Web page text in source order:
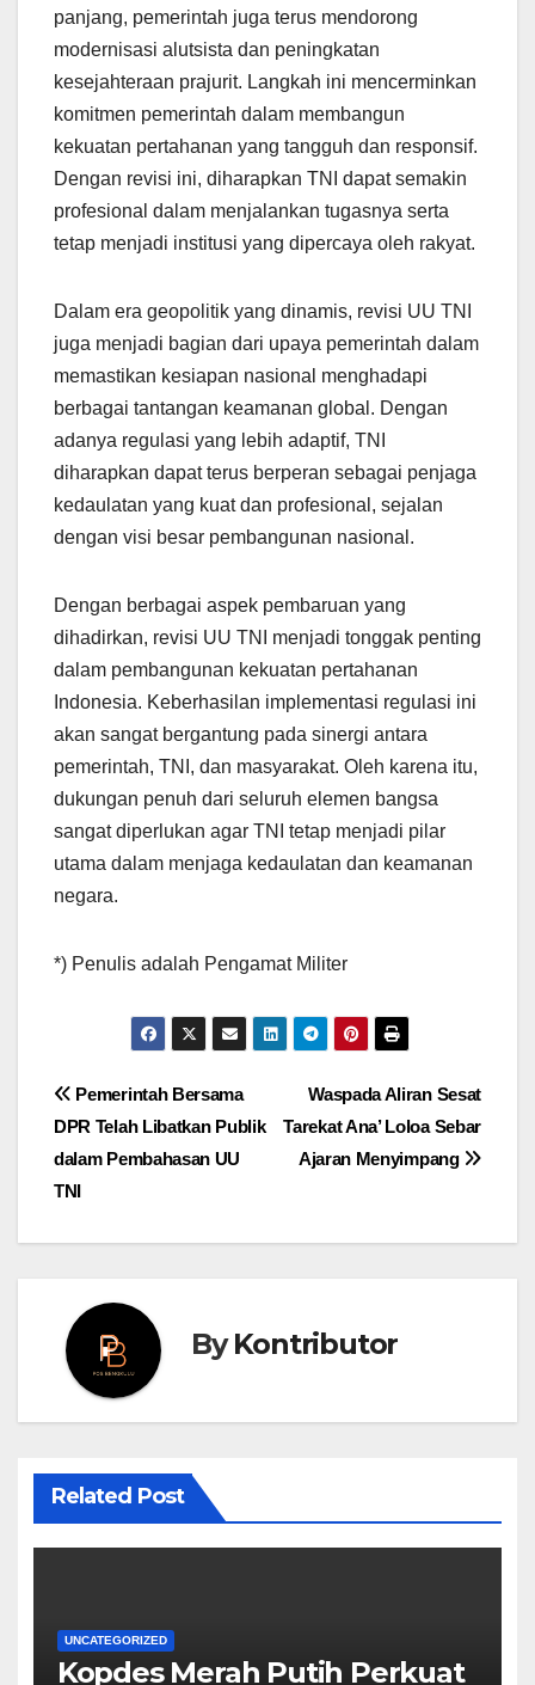
panjang, pemerintah juga terus mendorong
modernisasi alutsista dan peningkatan
kesejahteraan prajurit. Langkah ini mencerminkan
komitmen pemerintah dalam membangun
kekuatan pertahanan yang tangguh dan responsif.
Dengan revisi ini, diharapkan TNI dapat semakin
profesional dalam menjalankan tugasnya serta
tetap menjadi institusi yang dipercaya oleh rakyat.
Dalam era geopolitik yang dinamis, revisi UU TNI
juga menjadi bagian dari upaya pemerintah dalam
memastikan kesiapan nasional menghadapi
berbagai tantangan keamanan global. Dengan
adanya regulasi yang lebih adaptif, TNI
diharapkan dapat terus berperan sebagai penjaga
kedaulatan yang kuat dan profesional, sejalan
dengan visi besar pembangunan nasional.
Dengan berbagai aspek pembaruan yang
dihadirkan, revisi UU TNI menjadi tonggak penting
dalam pembangunan kekuatan pertahanan
Indonesia. Keberhasilan implementasi regulasi ini
akan sangat bergantung pada sinergi antara
pemerintah, TNI, dan masyarakat. Oleh karena itu,
dukungan penuh dari seluruh elemen bangsa
sangat diperlukan agar TNI tetap menjadi pilar
utama dalam menjaga kedaulatan dan keamanan
negara.
*) Penulis adalah Pengamat Militer
Post
navigation
Waspada Aliran Sesat
Tarekat Ana’ Loloa Sebar
Ajaran Menyimpang
Pemerintah Bersama
DPR Telah Libatkan Publik
dalam Pembahasan UU
TNI
ByKontributor
Related Post
UNCATEGORIZED
Kopdes Merah Putih Perkuat